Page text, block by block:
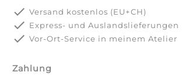
done Versand kostenlos (EU+CH)
done Express- und Auslandslieferungen
done Vor-Ort-Service in meinem Atelier
Zahlung